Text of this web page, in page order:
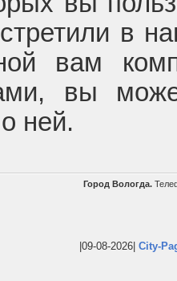
в
вам
вы
ней.
Город Вологда.
|09-08-2026| City-